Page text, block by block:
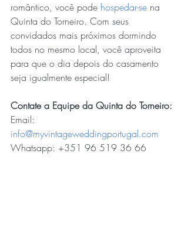
romântico, você pode hospedar-se na
Quinta do Torneiro. Com seus
convidados mais próximos dormindo
todos no mesmo local, você aproveita
para que o dia depois do casamento
seja igualmente especial!
Contate a Equipe da Quinta do Torneiro:
Email:
info@myvintageweddingportugal.com
Whatsapp: +351 96 519 36 66